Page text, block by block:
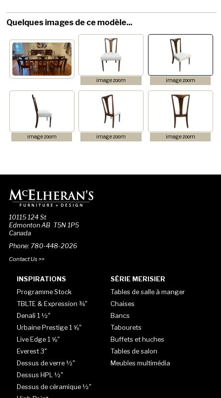
Quelques images de ce modèle...
image zoom image zoom
image zoom image zoom image zoom
10115 124 St
Edmonton AB T5N 1P5
Canada
Phone: 780-448-2026
Contact Us >>
INSPIRATIONS
Programme Stock
TBLTE & Expression ¾"
Denali 1 ½"
Urbaine Prestige 1 ⅝"
Live Edge 1 ⅝"
Everest 3"
Dessus de verre ½"
Dessus HPL ½"
Dessus de céramique ½"
SÉRIE MERISIER
Tables de salle à manger
Chaises
Bancs
Tabourets
Buffets et huches
Tables de salon
Meubles multimédia